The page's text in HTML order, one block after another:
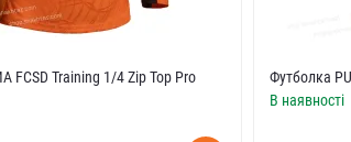
FCSD Training 1/4 Zip Top Pro
Футболка
В наявності